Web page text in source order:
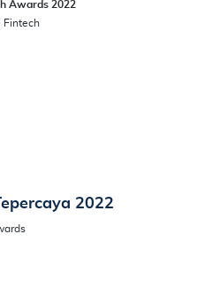
Awards 2022
Fintech
2022